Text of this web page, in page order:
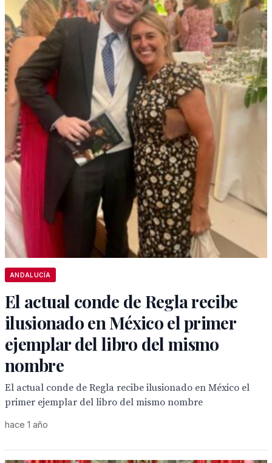
ANDALUCÍA
El actual conde de Regla recibe
ilusionado en México el primer
ejemplar del libro del mismo
nombre
El actual conde de Regla recibe ilusionado en México el
primer ejemplar del libro del mismo nombre
hace 1 año